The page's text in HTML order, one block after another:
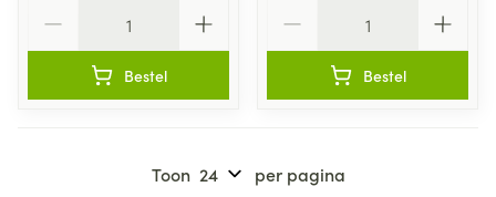
Bestel Bestel
Toon per pagina